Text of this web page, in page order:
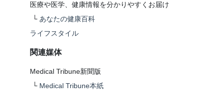
医療や医学、健康情報を分かりやすくお届け
└ あなたの健康百科
ライフスタイル
関連媒体
Medical Tribune新聞版
└ Medical Tribune本紙